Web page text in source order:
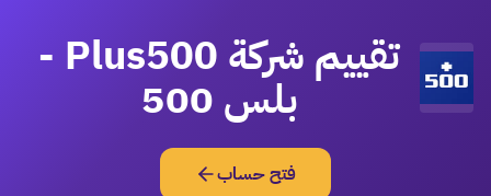
تقييم شركة Plus500 -
بلس 500
فتح حساب